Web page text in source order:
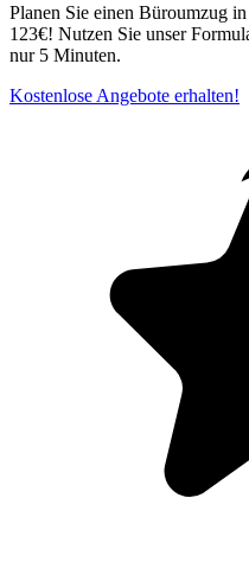
Planen Sie einen Büroumzug
123€! Nutzen Sie unser
nur 5 Minuten.
Kostenlose Angebote erhalten!